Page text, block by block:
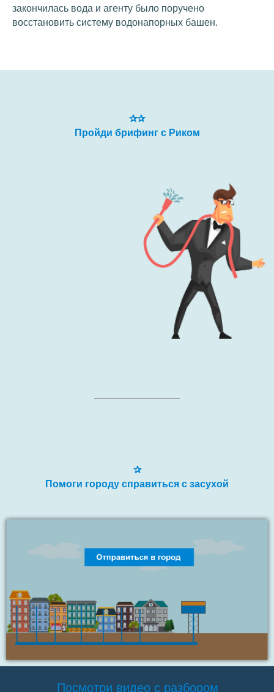
закончилась вода и агенту было поручено
восстановить систему водонапорных башен.
✰✰
Пройди брифинг с Риком
✰
Помоги городу справиться с засухой
Посмотри видео с разбором